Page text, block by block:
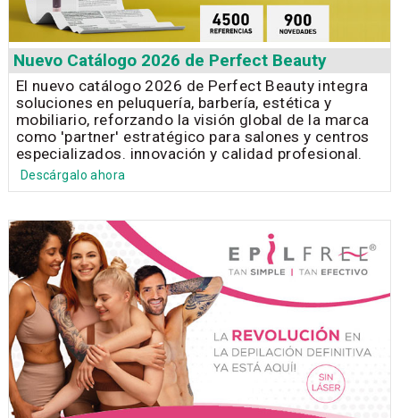
Nuevo Catálogo 2026 de Perfect Beauty
El nuevo catálogo 2026 de Perfect Beauty integra
soluciones en peluquería, barbería, estética y
mobiliario, reforzando la visión global de la marca
como 'partner' estratégico para salones y centros
especializados. innovación y calidad profesional.
Descárgalo ahora